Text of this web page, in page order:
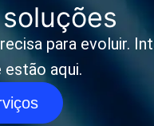
para evoluir.
aqui.